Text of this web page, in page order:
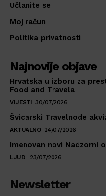
Učlanite se
Moj račun
Politika privatnosti
Najnovije objave
Hrvatska u izboru za
Food and Travela
VIJESTI 30/07/2026
Švicarski Travelnode
AKTUALNO 24/07/2026
Imenovan novi Nadzorni
LJUDI 23/07/2026
Newsletter